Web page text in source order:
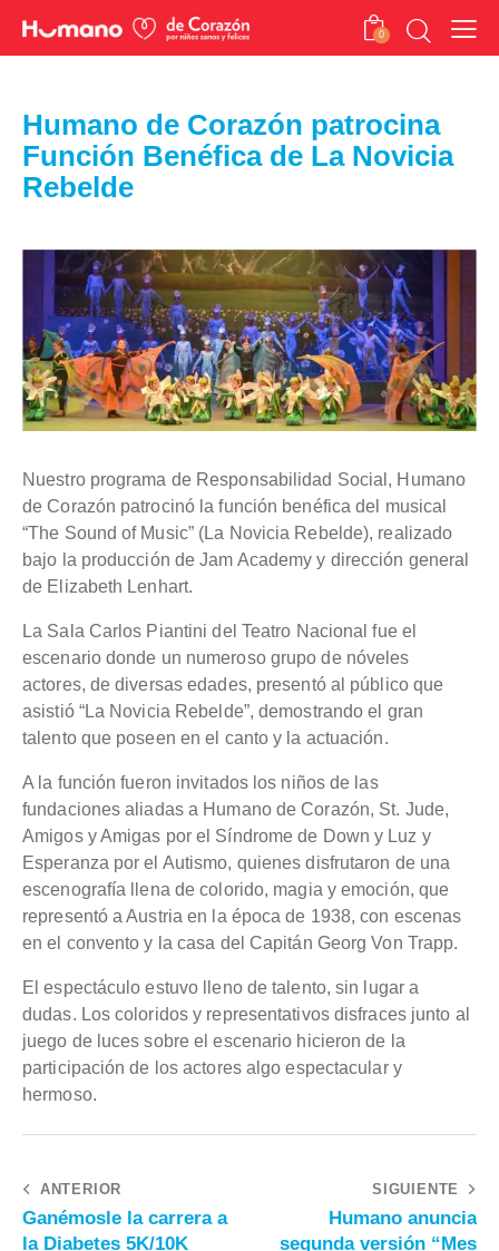
0
Humano de Corazón patrocina
Función Benéfica de La Novicia
Rebelde
Nuestro programa de Responsabilidad Social, Humano
de Corazón patrocinó la función benéfica del musical
“The Sound of Music” (La Novicia Rebelde), realizado
bajo la producción de Jam Academy y dirección general
de Elizabeth Lenhart.
La Sala Carlos Piantini del Teatro Nacional fue el
escenario donde un numeroso grupo de nóveles
actores, de diversas edades, presentó al público que
asistió “La Novicia Rebelde”, demostrando el gran
talento que poseen en el canto y la actuación.
A la función fueron invitados los niños de las
fundaciones aliadas a Humano de Corazón, St. Jude,
Amigos y Amigas por el Síndrome de Down y Luz y
Esperanza por el Autismo, quienes disfrutaron de una
escenografía llena de colorido, magia y emoción, que
representó a Austria en la época de 1938, con escenas
en el convento y la casa del Capitán Georg Von Trapp.
El espectáculo estuvo lleno de talento, sin lugar a
dudas. Los coloridos y representativos disfraces junto al
juego de luces sobre el escenario hicieron de la
participación de los actores algo espectacular y
hermoso.
ANTERIOR
Ganémosle la carrera a
la Diabetes 5K/10K
SIGUIENTE
Humano anuncia
segunda versión “Mes